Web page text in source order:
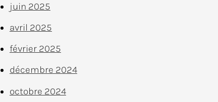
juin 2025
avril 2025
février 2025
décembre 2024
octobre 2024